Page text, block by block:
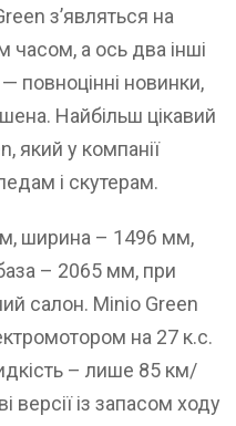
з’являться на
часом, а ось два інші
повноцінні новинки,
Найбільш цікавий
який у компанії
і скутерам.
ширина – 1496 мм,
– 2065 мм, при
салон. Minio Green
на 27 к.с.
– лише 85 км/
версії із запасом ходу